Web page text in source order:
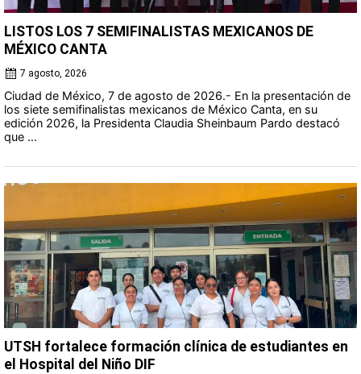
LISTOS LOS 7 SEMIFINALISTAS MEXICANOS DE
MÉXICO CANTA
7 agosto, 2026
Ciudad de México, 7 de agosto de 2026.- En la presentación de
los siete semifinalistas mexicanos de México Canta, en su
edición 2026, la Presidenta Claudia Sheinbaum Pardo destacó
que ...
UTSH fortalece formación clínica de estudiantes en
el Hospital del Niño DIF